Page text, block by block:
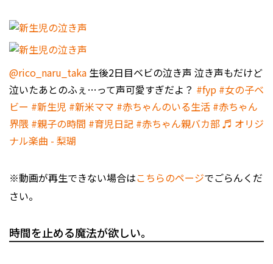
@rico_naru_taka 生後2日目ベビの泣き声 泣き声もだけど
泣いたあとのふぇ…って声可愛すぎだよ？ #fyp #女の子ベ
ビー #新生児 #新米ママ #赤ちゃんのいる生活 #赤ちゃん
界隈 #親子の時間 #育児日記 #赤ちゃん親バカ部♬ オリジ
ナル楽曲 - 梨瑚
※動画が再生できない場合はこちらのページでごらんくだ
さい。
時間を止める魔法が欲しい。